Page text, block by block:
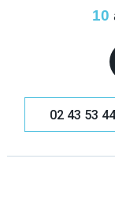
10
02 43 53